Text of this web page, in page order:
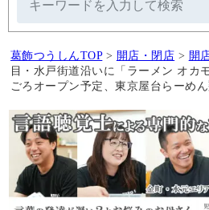
葛飾つうしんTOP > 開店・閉店 > 開
目・水戸街道沿いに「ラーメン オカ
ごろオープン予定、東京屋台らーめ